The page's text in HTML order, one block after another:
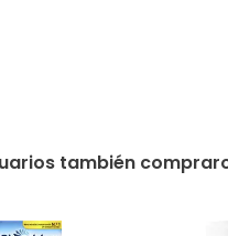
también